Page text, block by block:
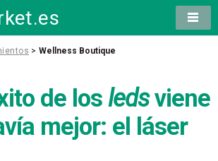
>Wellness Boutique
de los ledsviene
mejor: el láser